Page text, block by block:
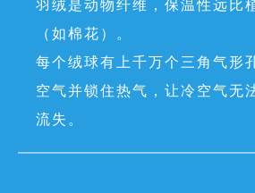
羽绒是动物纤维，保温性远比
（如棉花）。
每个绒球有上千万个三角气形
空气并锁住热气，让冷空气无
流失。